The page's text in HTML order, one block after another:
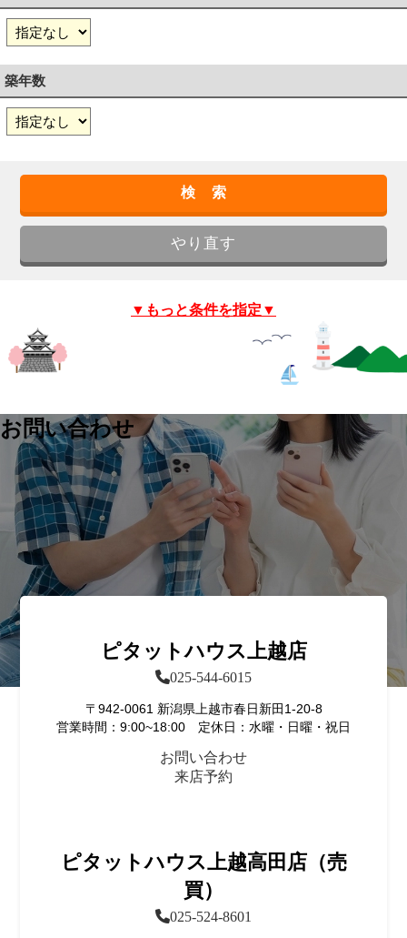
築年数
▼もっと条件を指定▼
お問い合わせ
ピタットハウス上越店
025-544-6015
〒942-0061 新潟県上越市春日新田1-20-8
営業時間：9:00~18:00 定休日：水曜・日曜・祝日
お問い合わせ
来店予約
ピタットハウス上越高田店（売
買）
025-524-8601